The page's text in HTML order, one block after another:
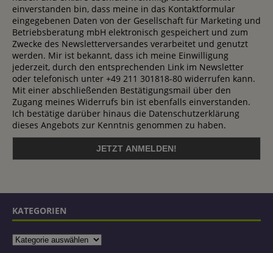
einverstanden bin, dass meine in das Kontaktformular
eingegebenen Daten von der Gesellschaft für Marketing und
Betriebsberatung mbH elektronisch gespeichert und zum
Zwecke des Newsletterversandes verarbeitet und genutzt
werden. Mir ist bekannt, dass ich meine Einwilligung
jederzeit, durch den entsprechenden Link im Newsletter
oder telefonisch unter +49 211 301818-80 widerrufen kann.
Mit einer abschließenden Bestätigungsmail über den
Zugang meines Widerrufs bin ist ebenfalls einverstanden.
Ich bestätige darüber hinaus die Datenschutzerklärung
dieses Angebots zur Kenntnis genommen zu haben.
KATEGORIEN